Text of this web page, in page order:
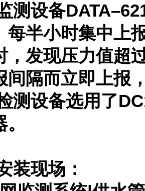
备
每半小时集中上
，发现压力值超
间隔而立即上报
设备选用了
装现场：